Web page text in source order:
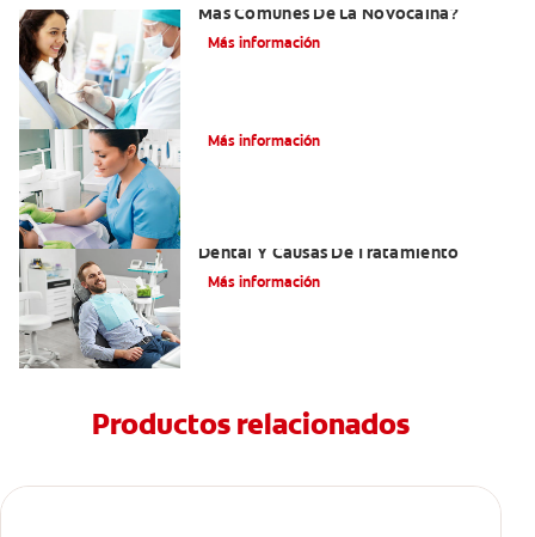
Más Comunes De La Novocaína?
Más información
Más información
Dental Y Causas De Tratamiento
Más información
Productos relacionados